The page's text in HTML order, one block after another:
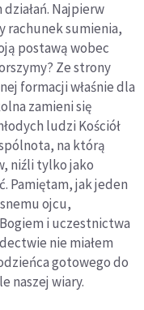
Najpierw
rachunek sumienia,
postawą wobec
Ze strony
formacji właśnie dla
zamieni się
ludzi Kościół
na którą
niźli tylko jako
Pamiętam, jak jeden
ojcu,
i uczestnictwa
nie miałem
gotowego do
naszej wiary.